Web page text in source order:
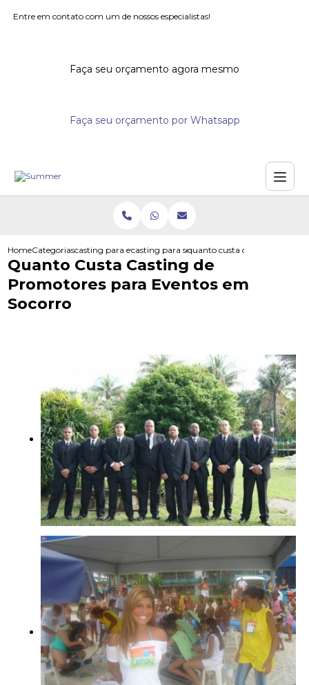
Entre em contato com um de nossos especialistas!
Faça seu orçamento agora mesmo
Faça seu orçamento por Whatsapp
HomeCategoriascasting para eventoscasting para seminariosquanto custa casting de
Quanto Custa Casting de
Promotores para Eventos em
Socorro